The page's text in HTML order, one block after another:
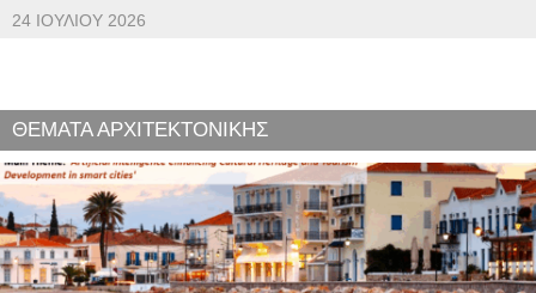
24 ΙΟΥΛΊΟΥ 2026
ΘΕΜΑΤΑ ΑΡΧΙΤΕΚΤΟΝΙΚΗΣ